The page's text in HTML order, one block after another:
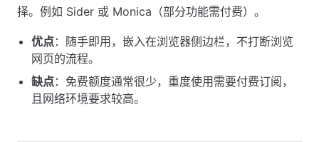
择。例如 Sider 或 Monica（部分功能需付费）。
优点：随手即用，嵌入在浏览器侧边栏，不打断浏览
网页的流程。
缺点：免费额度通常很少，重度使用需要付费订阅，
且网络环境要求较高。